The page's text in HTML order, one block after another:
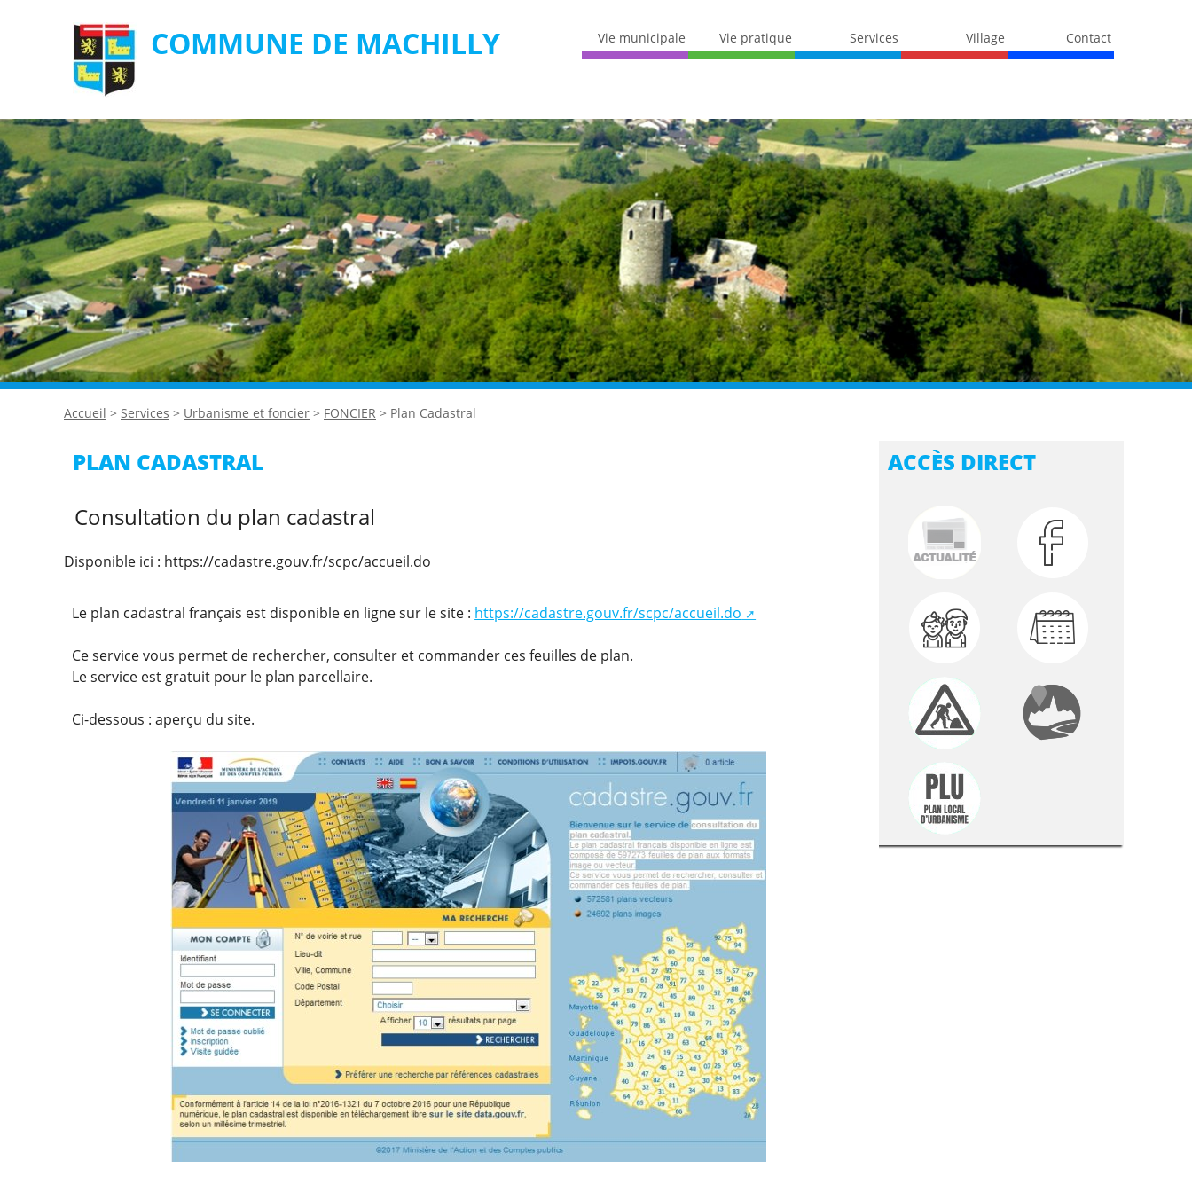
COMMUNE DE MACHILLY Vie municipale Vie pratique Services Village Contact
Accueil > Services > Urbanisme et foncier > FONCIER > Plan Cadastral
PLAN CADASTRAL
Consultation du plan cadastral
Disponible ici : https://cadastre.gouv.fr/scpc/accueil.do
Le plan cadastral français est disponible en ligne sur le site : https://cadastre.gouv.fr/scpc/accueil.do
Ce service vous permet de rechercher, consulter et commander ces feuilles de plan.
Le service est gratuit pour le plan parcellaire.
Ci-dessous : aperçu du site.
ACCÈS DIRECT